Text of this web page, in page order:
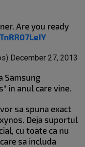
Are you ready
December 27, 2013
Samsung
in anul care vine.
sa spuna exact
Deja suportul
cu toate ca nu
sa includa